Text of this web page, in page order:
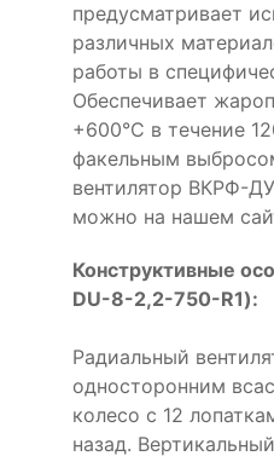
предусматривает
различных
работы в
Обеспечивает
+600°С в течение
факельным
вентилятор ВКРФ-
можно на нашем
Конструктивные
DU-8-2,2-750-R1):
Радиальный
односторонним
колесо с 12
назад.